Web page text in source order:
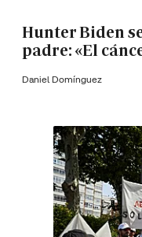
Hunter Biden
padre: «El
Daniel Domínguez